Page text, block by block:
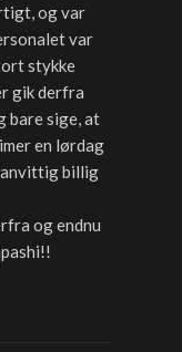
og var
var
stykke
gik derfra
bare sige, at
en lørdag
billig
og endnu